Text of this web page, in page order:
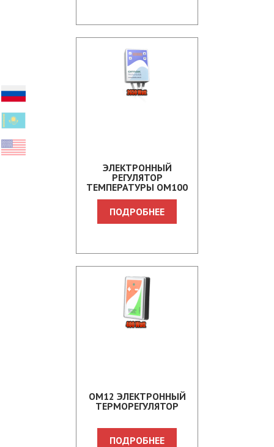
ЭЛЕКТРОННЫЙ
РЕГУЛЯТОР
ТЕМПЕРАТУРЫ OM100
ПОДРОБНЕЕ
OM12 ЭЛЕКТРОННЫЙ
ТЕРМОРЕГУЛЯТОР
ПОДРОБНЕЕ